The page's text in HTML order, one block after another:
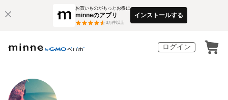
お買いものがもっとお得に
minneのアプリ
3万件以上
インストールする
ログイン